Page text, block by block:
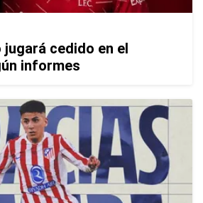
jugará cedido en el
informes